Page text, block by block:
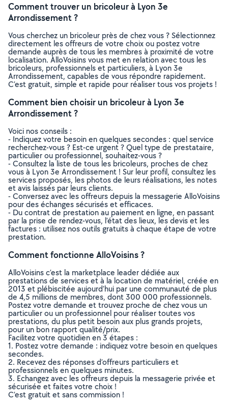
Comment trouver un bricoleur à Lyon 3e
Arrondissement ?
Vous cherchez un bricoleur près de chez vous ? Sélectionnez
directement les offreurs de votre choix ou postez votre
demande auprès de tous les membres à proximité de votre
localisation. AlloVoisins vous met en relation avec tous les
bricoleurs, professionnels et particuliers, à Lyon 3e
Arrondissement, capables de vous répondre rapidement.
C’est gratuit, simple et rapide pour réaliser tous vos projets !
Comment bien choisir un bricoleur à Lyon 3e
Arrondissement ?
Voici nos conseils :
- Indiquez votre besoin en quelques secondes : quel service
recherchez-vous ? Est-ce urgent ? Quel type de prestataire,
particulier ou professionnel, souhaitez-vous ?
- Consultez la liste de tous les bricoleurs, proches de chez
vous à Lyon 3e Arrondissement ! Sur leur profil, consultez les
services proposés, les photos de leurs réalisations, les notes
et avis laissés par leurs clients.
- Conversez avec les offreurs depuis la messagerie AlloVoisins
pour des échanges sécurisés et efficaces.
- Du contrat de prestation au paiement en ligne, en passant
par la prise de rendez-vous, l’état des lieux, les devis et les
factures : utilisez nos outils gratuits à chaque étape de votre
prestation.
Comment fonctionne AlloVoisins ?
AlloVoisins c’est la marketplace leader dédiée aux
prestations de services et à la location de matériel, créée en
2013 et plébiscitée aujourd’hui par une communauté de plus
de 4,5 millions de membres, dont 300 000 professionnels.
Postez votre demande et trouvez proche de chez vous un
particulier ou un professionnel pour réaliser toutes vos
prestations, du plus petit besoin aux plus grands projets,
pour un bon rapport qualité/prix.
Facilitez votre quotidien en 3 étapes :
1. Postez votre demande : indiquez votre besoin en quelques
secondes.
2. Recevez des réponses d’offreurs particuliers et
professionnels en quelques minutes.
3. Echangez avec les offreurs depuis la messagerie privée et
sécurisée et faites votre choix !
C’est gratuit et sans commission !